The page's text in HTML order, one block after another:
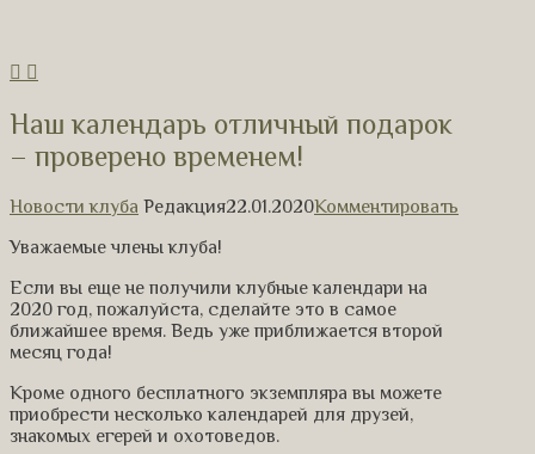
Наш календарь отличный подарок
– проверено временем!
Новости клуба Редакция22.01.2020Комментировать
Уважаемые члены клуба!
Если вы еще не получили клубные календари на
2020 год, пожалуйста, сделайте это в самое
ближайшее время. Ведь уже приближается второй
месяц года!
Кроме одного бесплатного экземпляра вы можете
приобрести несколько календарей для друзей,
знакомых егерей и охотоведов.